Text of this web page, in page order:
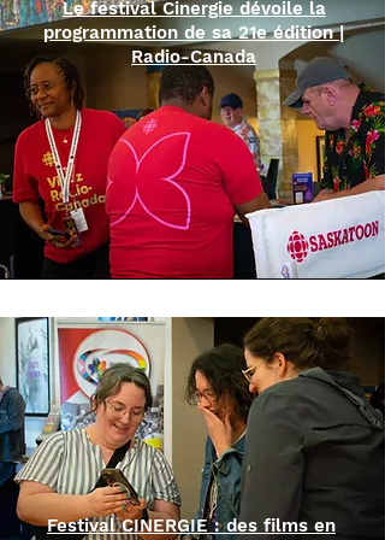
Le festival Cinergie dévoile la
programmation de sa 21e édition |
Radio-Canada
Festival CINERGIE : des films en